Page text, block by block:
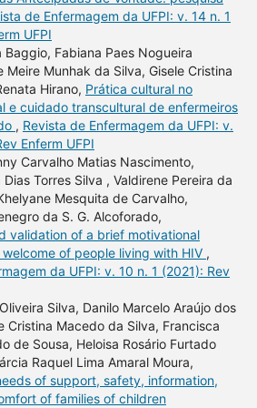
de Enfermagem da UFPI: v. 14 n. 1
UFPI
Baggio, Fabiana Paes Nogueira
Meire Munhak da Silva, Gisele Cristina
Hirano, Prática cultural no
e cuidado transcultural de enfermeiros
, Revista de Enfermagem da UFPI: v.
Enferm UFPI
Carvalho Matias Nascimento,
Torres Silva , Valdirene Pereira da
Mesquita de Carvalho,
da S. G. Alcoforado,
validation of a brief motivational
of people living with HIV ,
da UFPI: v. 10 n. 1 (2021): Rev
Silva, Danilo Marcelo Araújo dos
Cristina Macedo da Silva, Francisca
de Sousa, Heloisa Rosário Furtado
Raquel Lima Amaral Moura,
of support, safety, information,
of families of children